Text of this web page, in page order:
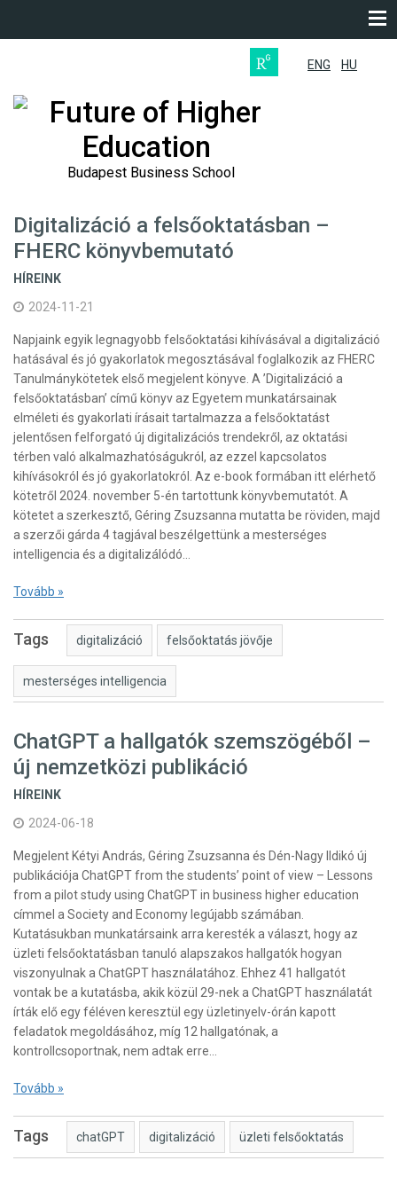
ENG HU
Future of Higher
Education
Budapest Business School
Digitalizáció a felsőoktatásban –
FHERC könyvbemutató
HÍREINK
2024-11-21
Napjaink egyik legnagyobb felsőoktatási kihívásával a digitalizáció
hatásával és jó gyakorlatok megosztásával foglalkozik az FHERC
Tanulmánykötetek első megjelent könyve. A ’Digitalizáció a
felsőoktatásban’ című könyv az Egyetem munkatársainak
elméleti és gyakorlati írásait tartalmazza a felsőoktatást
jelentősen felforgató új digitalizációs trendekről, az oktatási
térben való alkalmazhatóságukról, az ezzel kapcsolatos
kihívásokról és jó gyakorlatokról. Az e-book formában itt elérhető
kötetről 2024. november 5-én tartottunk könyvbemutatót. A
kötetet a szerkesztő, Géring Zsuzsanna mutatta be röviden, majd
a szerzői gárda 4 tagjával beszélgettünk a mesterséges
intelligencia és a digitalizálódó…
Tovább »
Tags digitalizáció felsőoktatás jövője
mesterséges intelligencia
ChatGPT a hallgatók szemszögéből –
új nemzetközi publikáció
HÍREINK
2024-06-18
Megjelent Kétyi András, Géring Zsuzsanna és Dén-Nagy Ildikó új
publikációja ChatGPT from the students’ point of view – Lessons
from a pilot study using ChatGPT in business higher education
címmel a Society and Economy legújabb számában.
Kutatásukban munkatársaink arra keresték a választ, hogy az
üzleti felsőoktatásban tanuló alapszakos hallgatók hogyan
viszonyulnak a ChatGPT használatához. Ehhez 41 hallgatót
vontak be a kutatásba, akik közül 29-nek a ChatGPT használatát
írták elő egy féléven keresztül egy üzletinyelv-órán kapott
feladatok megoldásához, míg 12 hallgatónak, a
kontrollcsoportnak, nem adtak erre…
Tovább »
Tags chatGPT digitalizáció üzleti felsőoktatás